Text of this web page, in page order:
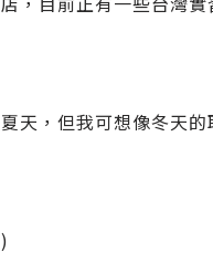
天，但我可想像冬天的